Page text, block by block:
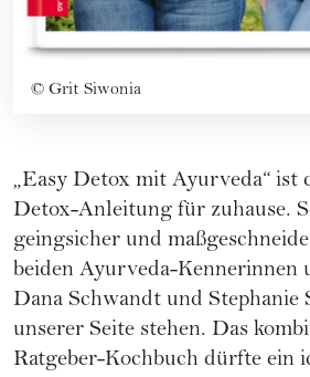
© Grit Siwonia
„Easy Detox mit Ayurveda“ ist
Detox-Anleitung für zuhause.
geingsicher und
beiden Ayurveda-Kennerinnen
Dana Schwandt und Stephanie
unserer Seite stehen. Das
Ratgeber-Kochbuch dürfte ein